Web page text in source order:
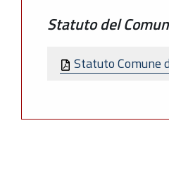
Statuto del
Statuto Comune